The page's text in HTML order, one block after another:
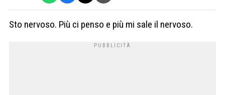
Sto nervoso. Più ci penso e più mi sale il nervoso.